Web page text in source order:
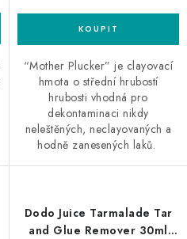
“Mother Plucker” je clayovací
hmota o střední hrubostí
hrubosti vhodná pro
dekontaminaci nikdy
neleštěných, neclayovaných a
hodně zanesených laků.
Dodo Juice Tarmalade Tar
and Glue Remover 30ml